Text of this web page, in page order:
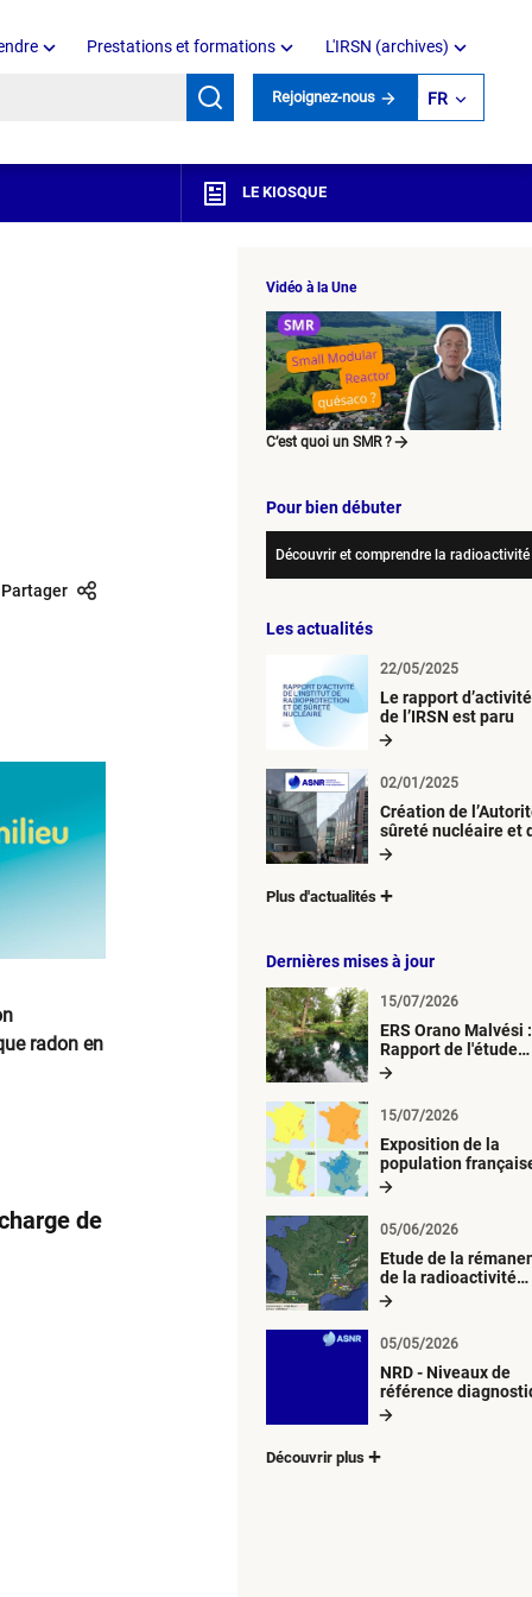
Prestations et formations L'IRSN (archives)
Rejoignez-nous FR
LE KIOSQUE
Partager
radon en
de
Vidéo à la Une
C’est quoi un SMR ?
Pour bien débuter
Découvrir et comprendre la radioactivité
Les actualités
Le rapport
de l’IRSN est paru
22/05/2025
Création de
sûreté nucléaire et
radioprotection
02/01/2025
Plus d'actualités
Dernières mises à jour
ERS Orano Malvési :
Rapport de l'étude
radiologique du
15/07/2026
Exposition de la
population
métropolitaine aux
atmosphériques
radioactives depuis
15/07/2026
Etude de la
de la radioactivité
d’origine artificielle
05/06/2026
NRD - Niveaux de
référence
05/05/2026
Découvrir plus